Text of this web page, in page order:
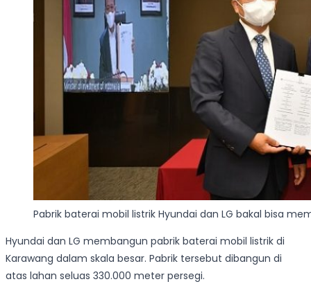
Pabrik baterai mobil listrik Hyundai dan LG bakal bisa
Hyundai dan LG membangun pabrik baterai mobil listrik di
Karawang dalam skala besar. Pabrik tersebut dibangun di
atas lahan seluas 330.000 meter persegi.